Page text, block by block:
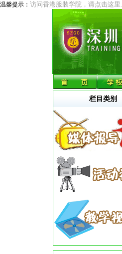
温馨提示： 访问香港服装学院，请点击这里.
栏目类别